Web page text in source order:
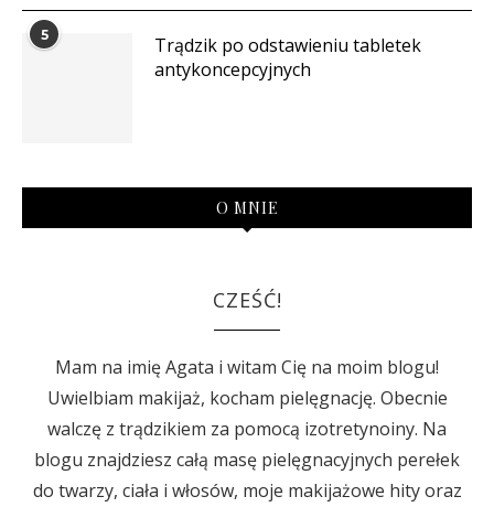
5
Trądzik po odstawieniu tabletek
antykoncepcyjnych
O MNIE
CZEŚĆ!
Mam na imię Agata i witam Cię na moim blogu!
Uwielbiam makijaż, kocham pielęgnację. Obecnie
walczę z trądzikiem za pomocą izotretynoiny. Na
blogu znajdziesz całą masę pielęgnacyjnych perełek
do twarzy, ciała i włosów, moje makijażowe hity oraz